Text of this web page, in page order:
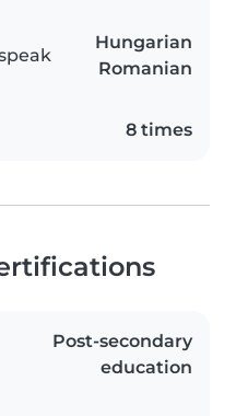
Hungarian
Romanian
8 times
Post-secondary
education